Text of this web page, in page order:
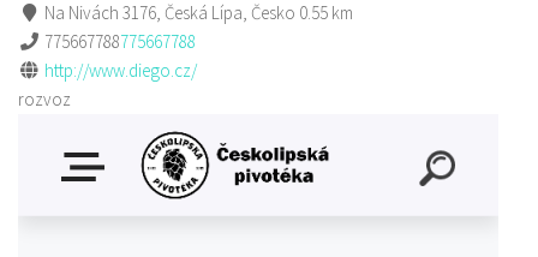
Na Nivách 3176, Česká Lípa, Česko 0.55 km
775667788775667788
http://www.diego.cz/
rozvoz